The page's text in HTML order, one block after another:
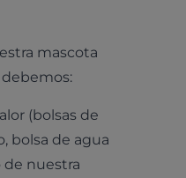
mascota
(bolsas de
bolsa de agua
de nuestra